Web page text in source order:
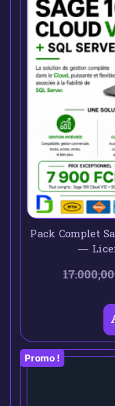
Pack Complet
—
Promo !